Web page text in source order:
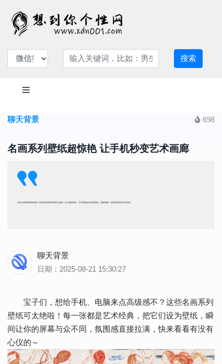
搜索
聊天背景 698
名画系列壁纸超惊艳 让手机秒变艺术画廊
还在为找独特壁纸发愁？这里有名画系列壁纸大放送！从古典到现代，不同风格名画化身壁纸，格调满满，轻松彰显你的艺术品味。
聊天背景
日期：2025-08-21 15:30:27
宝子们，想给手机、电脑来点高级感不？这些名画系列
壁纸可太绝啦！每一张都是艺术经典，把它们设为壁纸，瞬
间让你的屏幕与众不同，氛围感直接拉满，快来看看有没有
心仪的～